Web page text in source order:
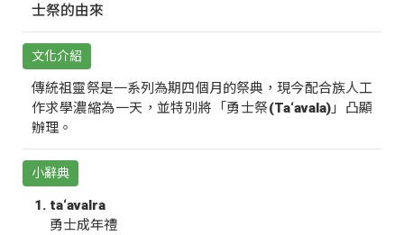
士祭的由來
文化介紹
傳統祖靈祭是一系列為期四個月的祭典，現今配合族人工
作求學濃縮為一天，並特別將「勇士祭(Ta‘avala)」凸顯
辦理。
小辭典
ta‘avalra
勇士成年禮